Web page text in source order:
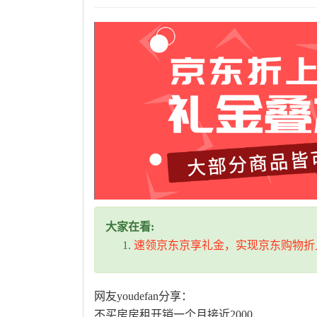
大家在看:
速领京东京享礼金，实现京东购物
网友youdefan分享：